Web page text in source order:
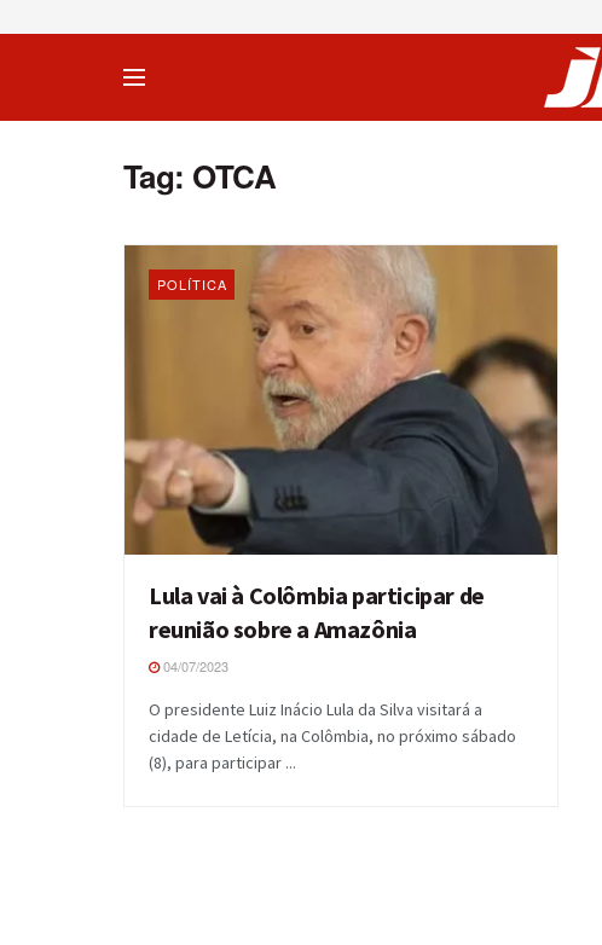
Tag: OTCA
POLÍTICA
Lula vai à Colômbia participar de
reunião sobre a Amazônia
04/07/2023
O presidente Luiz Inácio Lula da Silva visitará a
cidade de Letícia, na Colômbia, no próximo sábado
(8), para participar ...